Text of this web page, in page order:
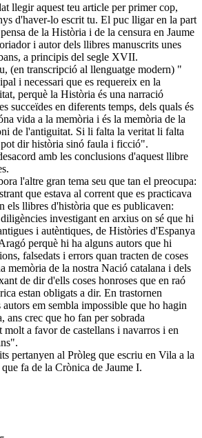
llegir aquest teu article per primer cop,
d'haver-lo escrit tu. El puc lligar en la part
de la Història i de la censura en Jaume
i autor dels llibres manuscrits unes
a principis del segle XVII.
(en transcripció al llenguatge modern) "
i necessari que es requereix en la
perquè la Història és una narració
succeïdes en diferents temps, dels quals és
vida a la memòria i és la memòria de la
de l'antiguitat. Si li falta la veritat li falta
pot dir història sinó faula i ficció".
amb les conclusions d'aquest llibre
l'altre gran tema seu que tan el preocupa:
que estava al corrent que es practicava
els llibres d'història que es publicaven:
investigant en arxius on sé que hi
i autèntiques, de Històries d'Espanya
perquè hi ha alguns autors que hi
falsedats i errors quan tracten de coses
memòria de la nostra Nació catalana i dels
de dir d'ells coses honroses que en raó
estan obligats a dir. En trastornen
em sembla impossible que ho hagin
ans crec que ho fan per sobrada
a favor de castellans i navarros i en
pertanyen al Pròleg que escriu en Vila a la
fa de la Crònica de Jaume I.